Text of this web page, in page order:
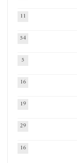
11
54
5
16
19
29
16